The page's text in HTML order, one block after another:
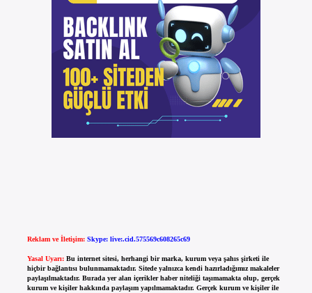
Reklam ve İletişim: Skype: live:.cid.575569c608265c69
Yasal Uyarı: Bu internet sitesi, herhangi bir marka, kurum veya şahıs şirketi ile
hiçbir bağlantısı bulunmamaktadır. Sitede yalnızca kendi hazırladığımız makaleler
paylaşılmaktadır. Burada yer alan içerikler haber niteliği taşımamakta olup, gerçek
kurum ve kişiler hakkında paylaşım yapılmamaktadır. Gerçek kurum ve kişiler ile